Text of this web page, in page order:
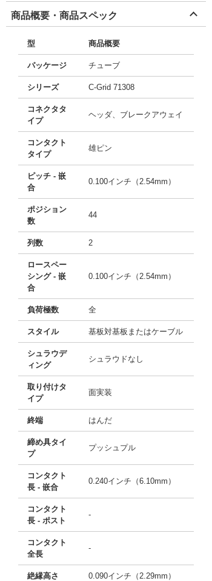
商品概要・商品スペック
型 商品概要
パッケージ チューブ
シリーズ C-Grid 71308
コネクタタ
イプ
ヘッダ、ブレークアウェイ
コンタクト
タイプ
雄ピン
ピッチ - 嵌
合
0.100インチ（2.54mm）
ポジション
数
44
列数 2
ロースペー
シング - 嵌
合
0.100インチ（2.54mm）
負荷極数 全
スタイル 基板対基板またはケーブル
シュラウデ
ィング
シュラウドなし
取り付けタ
イプ
面実装
終端 はんだ
締め具タイ
プ
プッシュプル
コンタクト
長 - 嵌合
0.240インチ（6.10mm）
コンタクト
長 - ポスト
-
コンタクト
全長
-
絶縁高さ 0.090インチ（2.29mm）